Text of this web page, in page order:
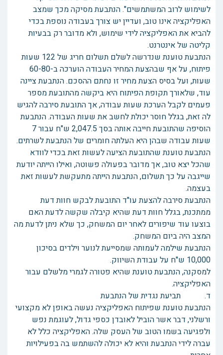
לשימוש לרוב המשתמשים". הנתבעת מסיקה מכך שמצב
האפליקציה אינו טוב, ועדיין יש צורך בעבודה נוספת בכדי
להביא את האפליקציה לידי שימוש, ולא מדובר רק בבעיות
קליטה של אינטרנט.
הנתבעת טוענת שנדרשה לשלם תשלום חריג של 122 שעות
פיתוח, על אף שבהצעת המחיר העבודה הוערכה ב-60-80
שעות, ועל בסיס הצעת מחיר זו נחתם ההסכם. הנתבעת ציינה
עוד, שלאורך תקופת הפיתוח היא ביקשה מהתובעת מספר
פעמים לקבל הערכת שעות עבודה, אך התובעת סירבה להגיש
לה זאת, בגלל חוסר יכולת לחשב את שעות העבודה. הנתבעת
הוסיפה שהתובעת חייבה אותה בסך 2,047.5 ש"ח עבור 7
שעות עבודה שבהן היא העלתה חומרים של הנתבעת לשרתים.
הנתבעת טוענת שהתובעת הציעה לעשות זאת בכדי לוודא
שהכל יצא טוב, אך מדובר בפעולה פשוטה, ואילו הייתה יודעת
שייגבה על כך תשלום, הנתבעת הייתה מתעקשת לעשות זאת
בעצמה.
הנתבעת סירבה להצעת עו"ד התובעת לבקש חוות דעת
ממתכנת, בגלל חוות דעת שהיא קיבלה שקשה לדעת האם
בוצעו עוד שיפורים לאחר יום המשחק, כך שלא ניתן לדעת מה
המצב היה ביום המשחק.
הנתבעת שילמה לעמותה שמסייעת לנוער וילדים בסיכון
10,000 ש"ח על עבודת השיווק.
למסקנה, הנתבעת טוענת שהיא פטורה לגמרי מלשלם עבור
האפליקציה.
ד. תביעת נגדית של הנתבעת
הנתבעת טוענת שפיתוח האפליקציה נעשה באופן לא מקצועי
ורשלני, דבר אשר הוביל לאובדן כספי גדול, לעוגמת נפש
ולפגיעה בשמו הטוב של העסק שלה. האפליקציה כלל לא
עברה לידי הנתבעת והיא לא יכולה להשתמש בה בפעילויות